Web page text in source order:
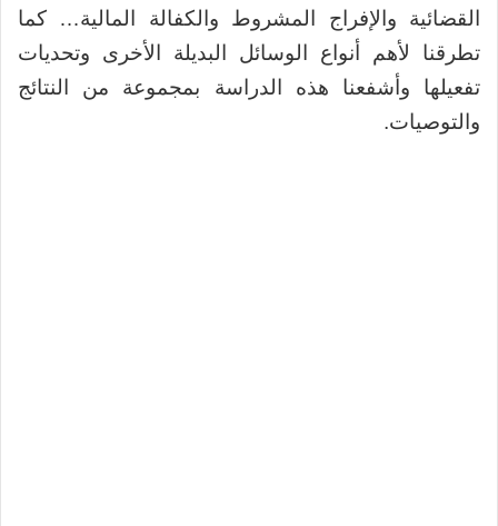
القضائية والإفراج المشروط والكفالة المالية… كما
تطرقنا لأهم أنواع الوسائل البديلة الأخرى وتحديات
تفعيلها وأشفعنا هذه الدراسة بمجموعة من النتائج
والتوصيات.